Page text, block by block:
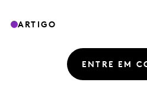
ARTIGO
ENTRE EM